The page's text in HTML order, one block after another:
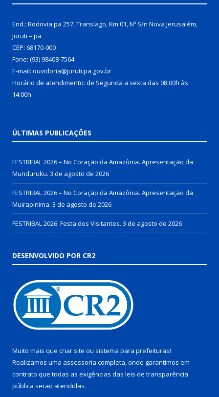
End.: Rodovia pa 257, Translago, Km 01, Nº S/n Nova Jerusalém,
Juruti – pa
CEP: 68170-000
Fone: (93) 98408-7564
E-mail: ouvidoria@juruti.pa.gov.br
Horário de atendimento: de Segunda a sexta das 08:00h às
14:00h
ÚLTIMAS PUBLICAÇÕES
FESTRIBAL 2026 – No Coração da Amazônia. Apresentação da
Munduruku. 3 de agosto de 2026
FESTRIBAL 2026 – No Coração da Amazônia. Apresentação da
Muirapinima. 3 de agosto de 2026
FESTRIBAL 2026: Festa dos Visitantes. 3 de agosto de 2026
DESENVOLVIDO POR CR2
Muito mais que criar site ou sistema para prefeituras!
Realizamos uma assessoria completa, onde garantimos em
contrato que todas as exigências das leis de transparência
pública serão atendidas.